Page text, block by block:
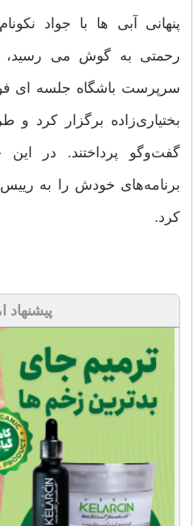
پنهانی آبی ها با جواد
رحمتی به گوش می رسید،
سرپرست باشگاه جلسه ای
بختیاری‌زاده برگزار کرد
گفت‌وگو پرداختند. در
برنامه‌های خودش را به رییس
کرد.
پیشنهاد